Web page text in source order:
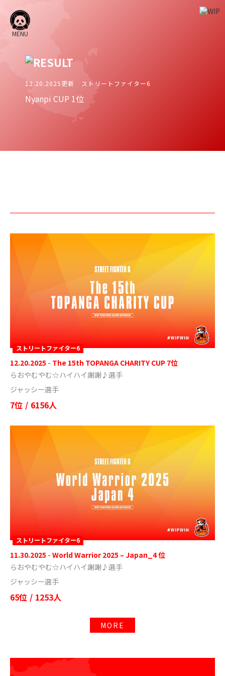
MENU
12.20.2025更新 ストリートファイター6
Nyanpi CUP 1位
ストリートファイター6
12.20.2025 - The 15th TOPANGA CHARITY CUP 7位
らおやむやむ☆ハイハイ謝謝♪選手
ジャッシー選手
7位 / 6156人
ストリートファイター6
11.30.2025 - World Warrior 2025 – Japan_4 位
らおやむやむ☆ハイハイ謝謝♪選手
ジャッシー選手
65位 / 1253人
MORE